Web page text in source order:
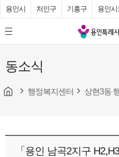
용인시 처인구 기흥구 용인
모
바
메
뉴
튼
용
인
수
청
동소식
행정복지센터 상현3동
「용인 남곡2지구